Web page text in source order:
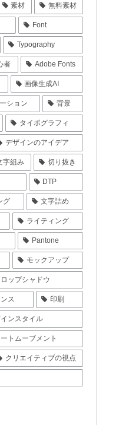
素材 無料素材
Font
Typography
者 Adobe Fonts
画像生成AI
ション 背景
タイポグラフィ
デザインのアイデア
字組み 切り抜き
DTP
グ 文字詰め
ライティング
Pantone
モックアップ
ロップシャドウ
ス 印刷
ンスタイル
トムーブメント
クリエイティブの視点